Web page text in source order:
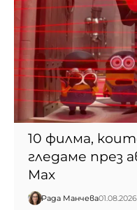
10 филма,
гледаме през
Max
Рада Манчева01.08.2026